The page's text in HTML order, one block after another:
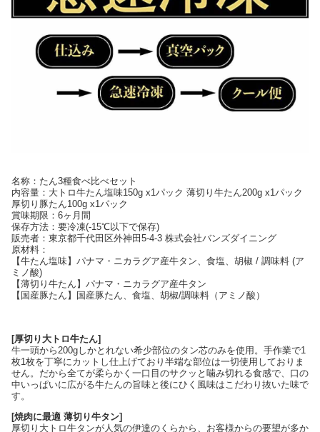
名称：たん3種食べ比べセット
内容量：大トロ牛たん塩味150g x1パック 薄切り牛たん200g x1パック
厚切り豚たん100g x1パック
賞味期限：6ヶ月間
保存方法：要冷凍(-15℃以下で保存)
販売者：東京都千代田区外神田5-4-3 株式会社バンズダイニング
原材料：
【牛たん塩味】パナマ・ニカラグア産牛タン、食塩、胡椒 / 調味料 (ア
ミノ酸)
【薄切り牛たん】パナマ・ニカラグア産牛タン
【国産豚たん】国産豚たん、食塩、胡椒/調味料（アミノ酸）
[厚切り大トロ牛たん]
牛一頭から200gしかとれない希少部位のタン芯のみを使用。手作業で1
枚1枚を丁寧にカットし仕上げており半端な部位は一切使用しておりま
せん。だから全てが柔らかく一口目のサクッと噛み切れる食感で、口の
中いっぱいに広がる牛たんの旨味と後にひく風味はこだわり抜いた味で
す。
[焼肉に最適 薄切り牛タン]
厚切り大トロ牛タンが人気の伊達のくらから、お客様からの要望が多か